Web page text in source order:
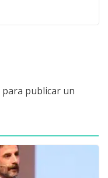
para publicar un